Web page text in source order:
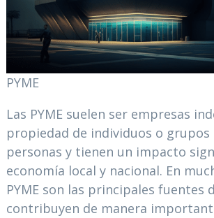
PYME
Las PYME suelen ser empresas
propiedad de individuos o grupos
personas y tienen un impacto
economía local y nacional. En
PYME son las principales fuentes
contribuyen de manera